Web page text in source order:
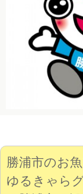
勝浦市のお
ゆるきゃら